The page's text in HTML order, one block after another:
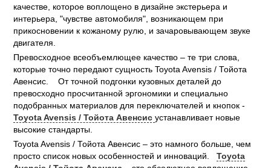
качестве, которое воплощено в дизайне экстерьера и
интерьера, "чувстве автомобиля", возникающем при
прикосновении к кожаному рулю, и зачаровывающем звуке
двигателя.
Превосходное всеобъемлющее качество – те три слова,
которые точно передают сущность Toyota Avensis / Тойота
Авенсис. От точной подгонки кузовных деталей до
превосходно просчитанной эргономики и специально
подобранных материалов для переключателей и кнопок -
Toyota Avensis / Тойота Авенсисустанавливает новые
высокие стандарты.
Toyota Avensis / Тойота Авенсис – это намного больше, чем
просто список новых особенностей и инноваций.Toyota